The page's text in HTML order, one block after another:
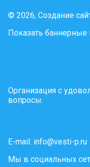
© 2026, Создание
Показать баннерные
Организация с
вопросы.
E-mail: info@vesti-p.ru
Мы в социальных